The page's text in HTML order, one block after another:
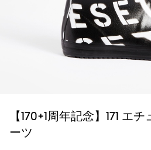
【170+1周年記念】171 エ
ーツ